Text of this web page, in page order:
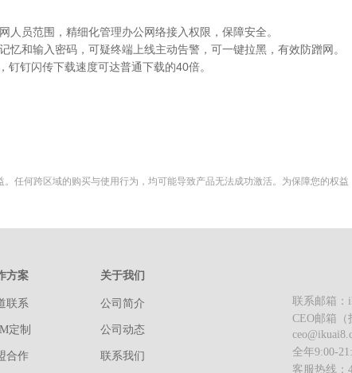
员范围，精细化管理办公网络接入权限，保障安全。
和输入密码，可疑终端上线主动告警，可一键拉黑，有效防蹭网。
钉闪传下载速度可达普通下载的40倍。
任何跨区域的购买与使用行为，均可能导致产品无法成功激活。为保障您的权
方案
联系
定制
合作
关于我们
公司简介
公司动态
联系我们
联系邮箱：
CEO邮箱（
全年9:00-
客服热线：